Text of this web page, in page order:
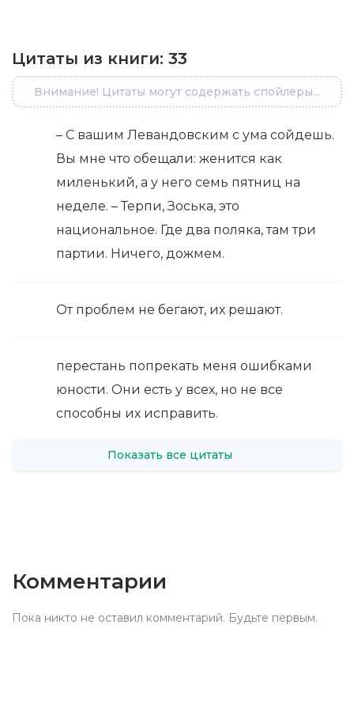
Цитаты из книги: 33
Внимание! Цитаты могут содержать спойлеры...
– С вашим Левандовским с ума сойдешь.
Вы мне что обещали: женится как
миленький, а у него семь пятниц на
неделе. – Терпи, Зоська, это
национальное. Где два поляка, там три
партии. Ничего, дожмем.
От проблем не бегают, их решают.
перестань попрекать меня ошибками
юности. Они есть у всех, но не все
способны их исправить.
Показать все цитаты
Комментарии
Пока никто не оставил комментарий. Будьте первым.